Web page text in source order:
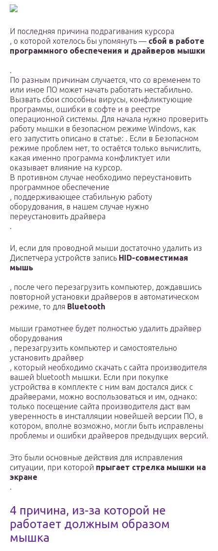
И последняя причина подрагивания курсора
, о которой хотелось бы упомянуть — сбой в работе
программного обеспечения и драйверов мышки
.
По разным причинам случается, что со временем то
или иное ПО может начать работать нестабильно.
Вызвать сбои способны вирусы, конфликтующие
программы, ошибки в софте и в реестре
операционной системы. Для начала нужно проверить
работу мышки в безопасном режиме Windows, как
его запустить описано в статье: . Если в Безопасном
режиме проблем нет, то остаётся только вычислить,
какая именно программа конфликтует или
оказывает влияние на курсор.
В противном случае необходимо переустановить
программное обеспечение
, поддерживающее стабильную работу
оборудования, в нашем случае нужно
переустановить драйвера
.
И, если для проводной мыши достаточно удалить из
Диспетчера устройств запись HID-совместимая
мышь
, после чего перезагрузить компьютер, дождавшись
повторной установки драйверов в автоматическом
режиме, то для Bluetooth
мыши грамотнее будет полностью удалить драйвер
оборудования
, перезагрузить компьютер и самостоятельно
установить драйвер
, который необходимо скачать с сайта производителя
вашей bluetooth мышки. Если при покупке
устройства в комплекте с ним вам достался диск с
драйверами, можно воспользоваться и им, однако:
только посещение сайта производителя даст вам
уверенность в инсталляции новейшей версии ПО, в
котором, вполне возможно, могли быть исправлены
проблемы и ошибки драйверов предыдущих версий.
Это были основные действия для исправления
ситуации, при которой прыгает стрелка мышки на
экране
.
4 причина, из-за которой не
работает должным образом
мышка